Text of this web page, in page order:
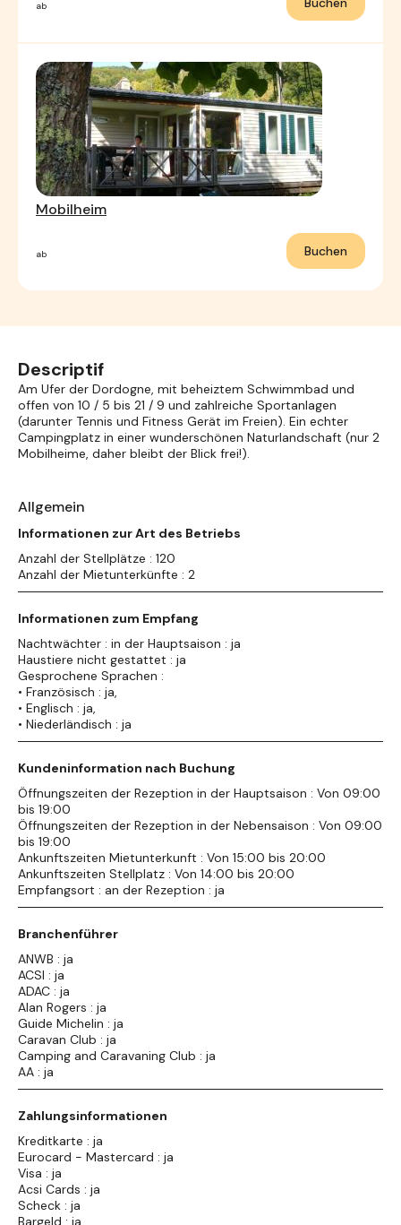
ab
Mobilheim
ab Buchen
Descriptif
Am Ufer der Dordogne, mit beheiztem Schwimmbad und
offen von 10 / 5 bis 21 / 9 und zahlreiche Sportanlagen
(darunter Tennis und Fitness Gerät im Freien). Ein echter
Campingplatz in einer wunderschönen Naturlandschaft (nur 2
Mobilheime, daher bleibt der Blick frei!).
Allgemein
Informationen zur Art des Betriebs
Anzahl der Stellplätze : 120
Anzahl der Mietunterkünfte : 2
Informationen zum Empfang
Nachtwächter : in der Hauptsaison : ja
Haustiere nicht gestattet : ja
Gesprochene Sprachen :
• Französisch : ja,
• Englisch : ja,
• Niederländisch : ja
Kundeninformation nach Buchung
Öffnungszeiten der Rezeption in der Hauptsaison : Von 09:00
bis 19:00
Öffnungszeiten der Rezeption in der Nebensaison : Von 09:00
bis 19:00
Ankunftszeiten Mietunterkunft : Von 15:00 bis 20:00
Ankunftszeiten Stellplatz : Von 14:00 bis 20:00
Empfangsort : an der Rezeption : ja
Branchenführer
ANWB : ja
ACSI : ja
ADAC : ja
Alan Rogers : ja
Guide Michelin : ja
Caravan Club : ja
Camping and Caravaning Club : ja
AA : ja
Zahlungsinformationen
Kreditkarte : ja
Eurocard - Mastercard : ja
Visa : ja
Acsi Cards : ja
Scheck : ja
Bargeld : ja